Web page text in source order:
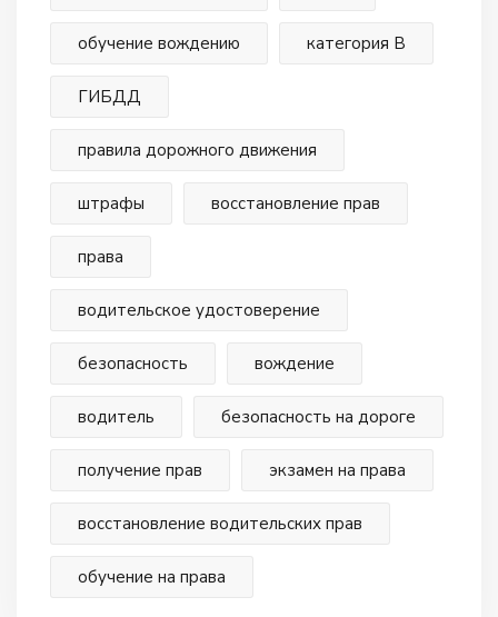
обучение вождению категория В
ГИБДД
правила дорожного движения
штрафы восстановление прав
права
водительское удостоверение
безопасность вождение
водитель безопасность на дороге
получение прав экзамен на права
восстановление водительских прав
обучение на права